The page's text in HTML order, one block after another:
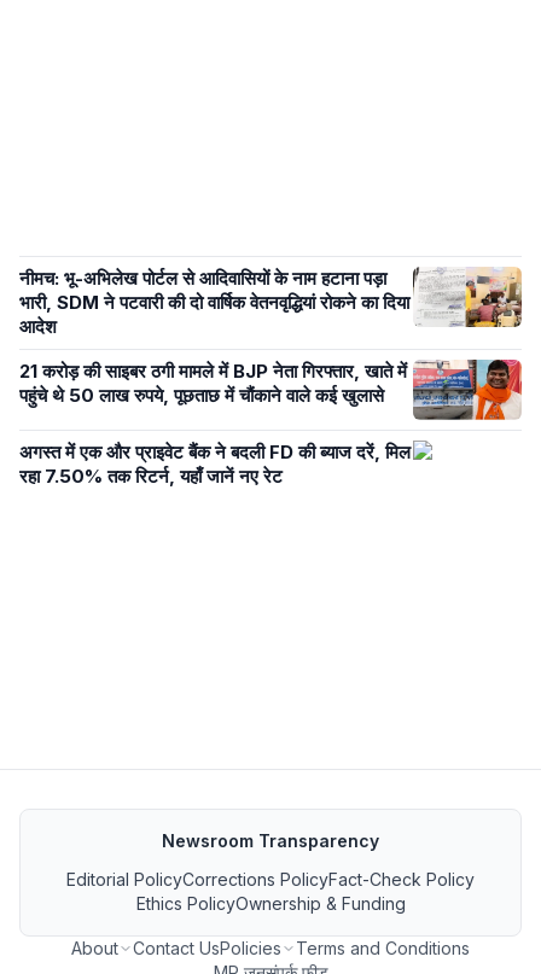
नीमच: भू-अभिलेख पोर्टल से आदिवासियों के नाम हटाना पड़ा
भारी, SDM ने पटवारी की दो वार्षिक वेतनवृद्धियां रोकने का दिया
आदेश
21 करोड़ की साइबर ठगी मामले में BJP नेता गिरफ्तार, खाते में
पहुंचे थे 50 लाख रुपये, पूछताछ में चौंकाने वाले कई खुलासे
अगस्त में एक और प्राइवेट बैंक ने बदली FD की ब्याज दरें, मिल
रहा 7.50% तक रिटर्न, यहाँ जानें नए रेट
Newsroom Transparency
Editorial PolicyCorrections PolicyFact-Check Policy
Ethics PolicyOwnership & Funding
About Contact UsPolicies
Terms and Conditions